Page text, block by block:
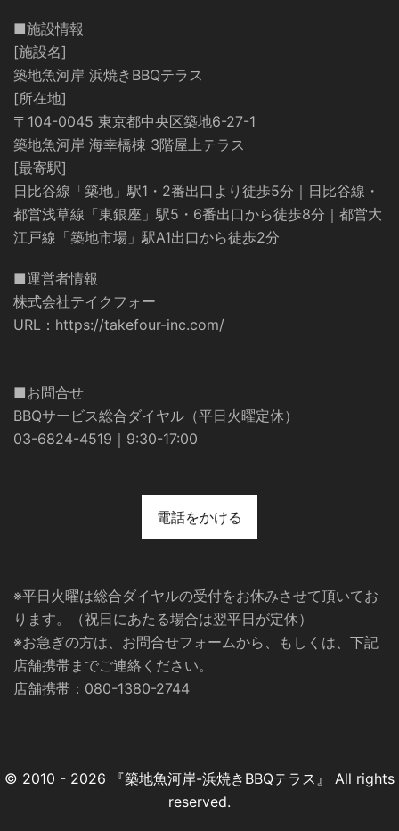
■施設情報
[施設名]
築地魚河岸 浜焼きBBQテラス
[所在地]
〒104-0045 東京都中央区築地6-27-1
築地魚河岸 海幸橋棟 3階屋上テラス
[最寄駅]
日比谷線「築地」駅1・2番出口より徒歩5分｜日比谷線・
都営浅草線「東銀座」駅5・6番出口から徒歩8分｜都営大
江戸線「築地市場」駅A1出口から徒歩2分
■運営者情報
株式会社テイクフォー
URL： https://takefour-inc.com/
■お問合せ
BBQサービス総合ダイヤル（平日火曜定休）
03-6824-4519｜9:30-17:00
電話をかける
※平日火曜は総合ダイヤルの受付をお休みさせて頂いてお
ります。（祝日にあたる場合は翌平日が定休）
※お急ぎの方は、お問合せフォームから、もしくは、下記
店舗携帯までご連絡ください。
店舗携帯：080-1380-2744
© 2010 - 2026 『築地魚河岸-浜焼きBBQテラス』 All rights
reserved.